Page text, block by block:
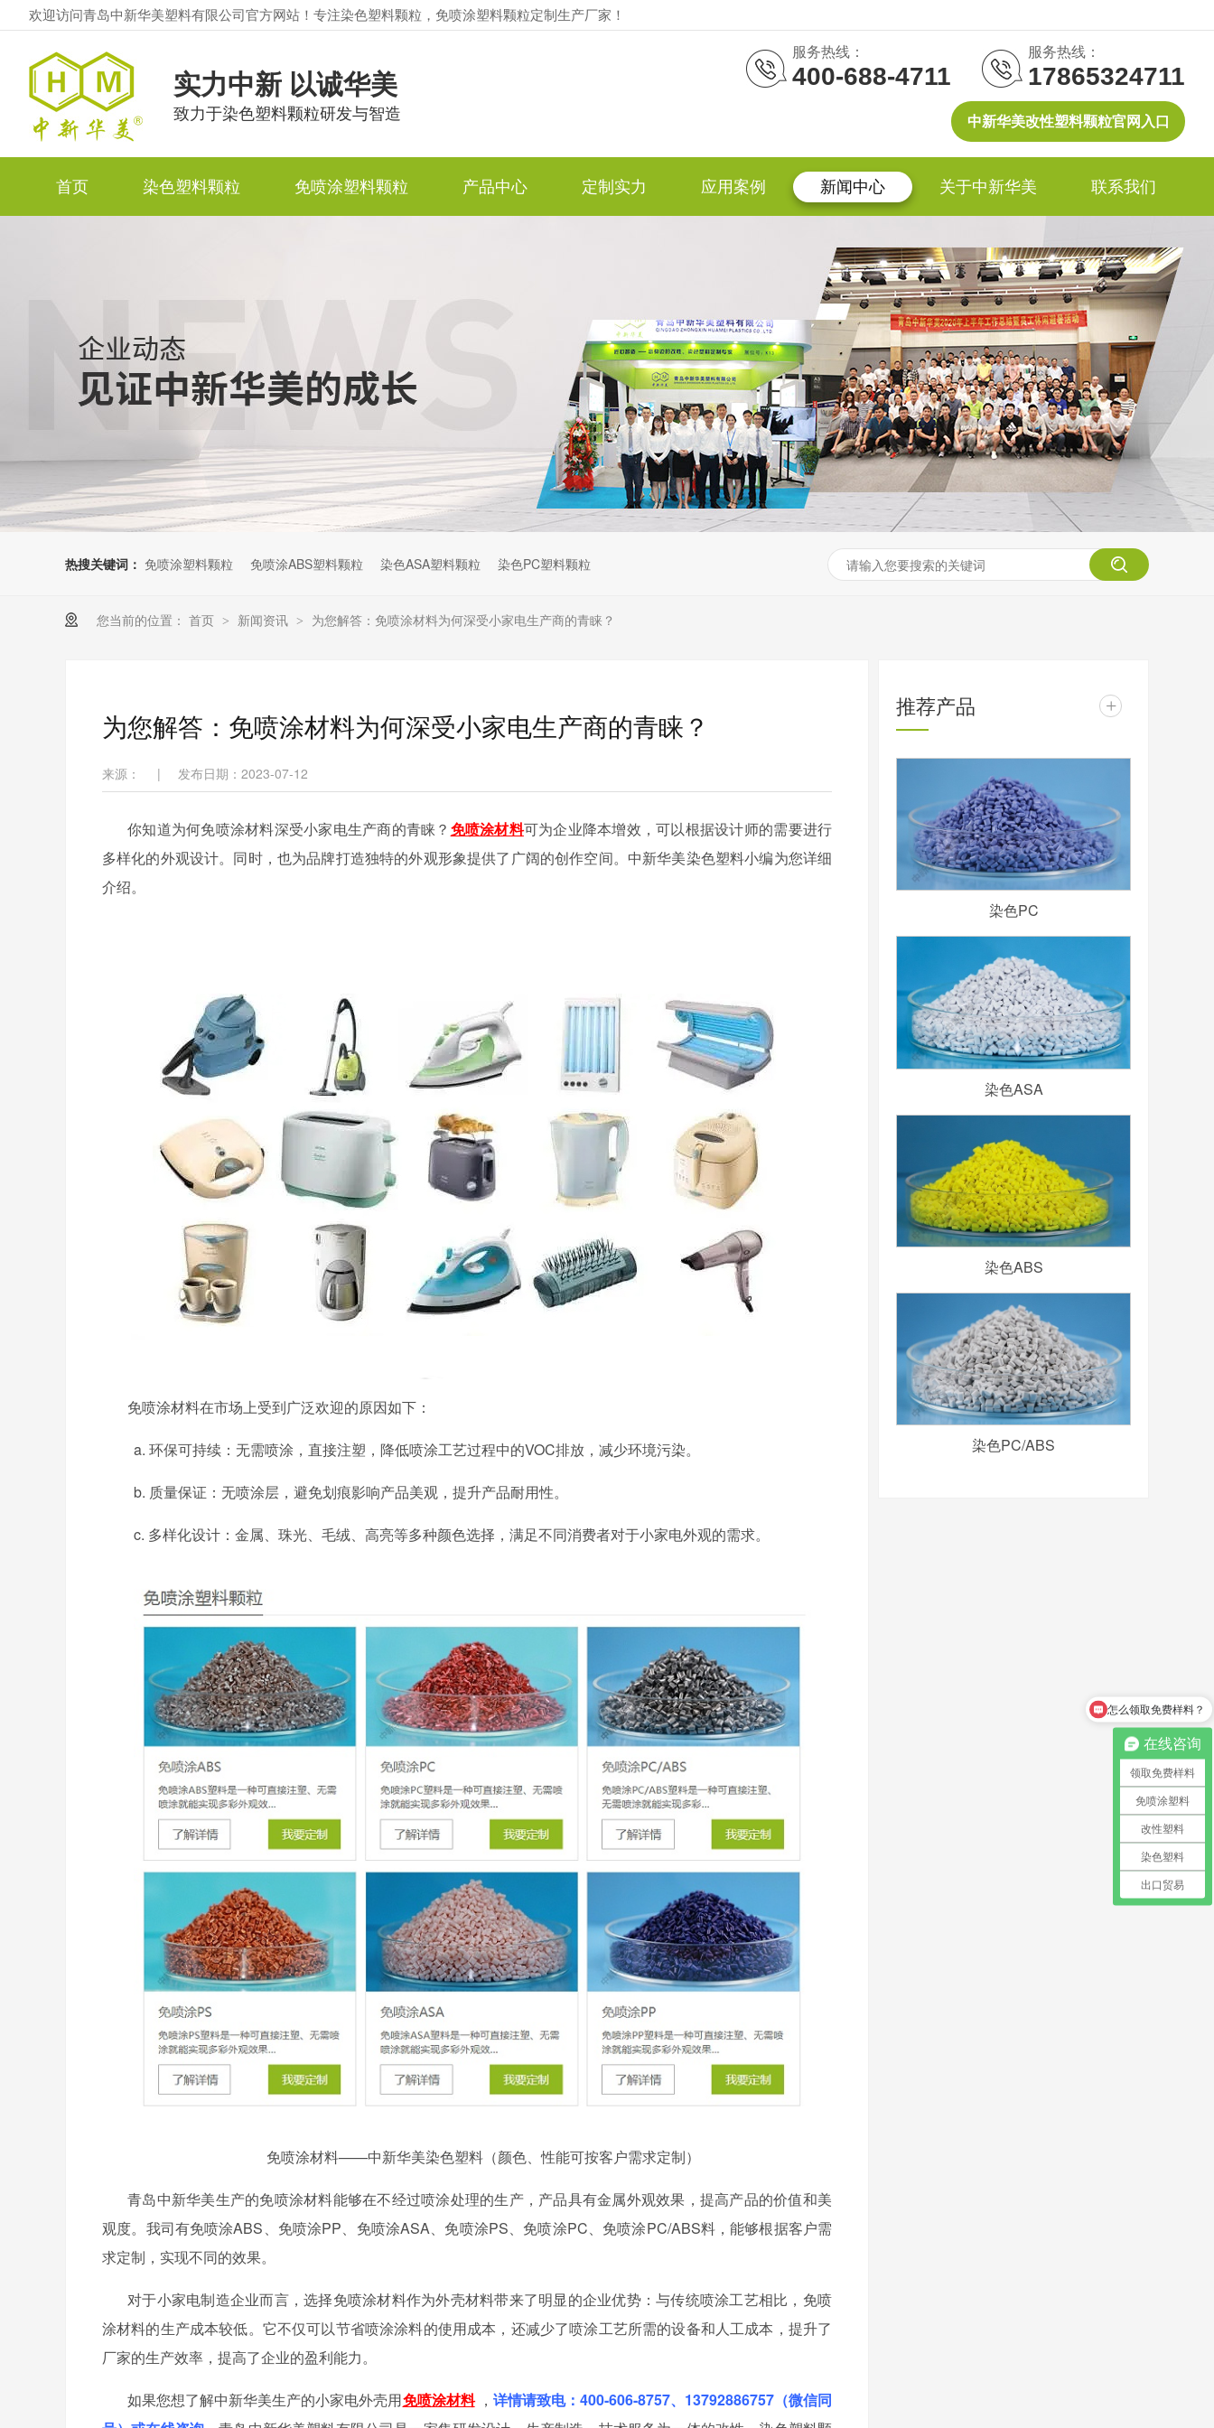
中新华美改性塑料颗粒官网入口
欢迎访问青岛中新华美塑料有限公司官方网站！专注染色塑料颗粒，免喷涂塑料颗粒定制生产厂家！
实力中新 以诚华美
致力于染色塑料颗粒研发与智造
服务热线：
400-688-4711
服务热线：
17865324711
首页 染色塑料颗粒 免喷涂塑料颗粒 产品中心 定制实力 应用案例 新闻中心 关于中新华美 联系我们
热搜关键词： 免喷涂塑料颗粒 免喷涂ABS塑料颗粒 染色ASA塑料颗粒 染色PC塑料颗粒
您当前的位置： 首页 > 新闻资讯 > 为您解答：免喷涂材料为何深受小家电生产商的青睐？
为您解答：免喷涂材料为何深受小家电生产商的青睐？
来源： | 发布日期：2023-07-12
你知道为何免喷涂材料深受小家电生产商的青睐？ 免喷涂材料可为企业降本增效，可以根据设计师的需要进行
多样化的外观设计。同时，也为品牌打造独特的外观形象提供了广阔的创作空间。中新华美染色塑料小编为您详细
介绍。
免喷涂材料在市场上受到广泛欢迎的原因如下：
a. 环保可持续： 无需喷涂，直接注塑，降低喷涂工艺过程中的VOC排放，减少环境污染。
b. 质量保证：无喷涂层，避免划痕影响产品美观，提升产品耐用性。
c. 多样化设计：金属、珠光、毛绒、高亮等多种颜色选择，满足不同消费者对于小家电外观的需求。
免喷涂材料——中新华美染色塑料（颜色、性能可按客户需求定制）
青岛中新华美生产的免喷涂材料能够在不经过喷涂处理的生产，产品具有金属外观效果，提高产品的价值和美
观度。 我司有免喷涂ABS、免喷涂PP、免喷涂ASA、免喷涂PS、免喷涂PC、免喷涂PC/ABS料，能够根据客户需
求定制，实现不同的效果。
对于小家电制造企业而言，选择免喷涂材料作为外壳材料带来了明显的企业优势：与传统喷涂工艺相比，免喷
涂材料的生产成本较低。它不仅可以节省喷涂涂料的使用成本，还减少了喷涂工艺所需的设备和人工成本，提升了
厂家的生产效率，提高了企业的盈利能力。
如果您想了解中新华美生产的小家电外壳用免喷涂材料 ， 详情请致电： 400-606-8757、13792886757（微信同
推荐产品 +
染色PC
染色ASA
染色ABS
染色PC/ABS
在线咨询
领取免费样料
免喷涂塑料
改性塑料
染色塑料
出口贸易
怎么领取免费样料？